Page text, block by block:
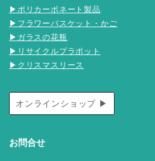
▶ポリカーボネート製品
▶フラワーバスケット・かご
▶ガラスの花瓶
▶リサイクルプラポット
▶クリスマスリース
オンラインショップ ▶
お問合せ